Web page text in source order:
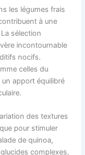
les légumes frais
à une
sélection
incontournable
nocifs.
celles du
apport équilibré
des textures
pour stimuler
de quinoa,
complexes,